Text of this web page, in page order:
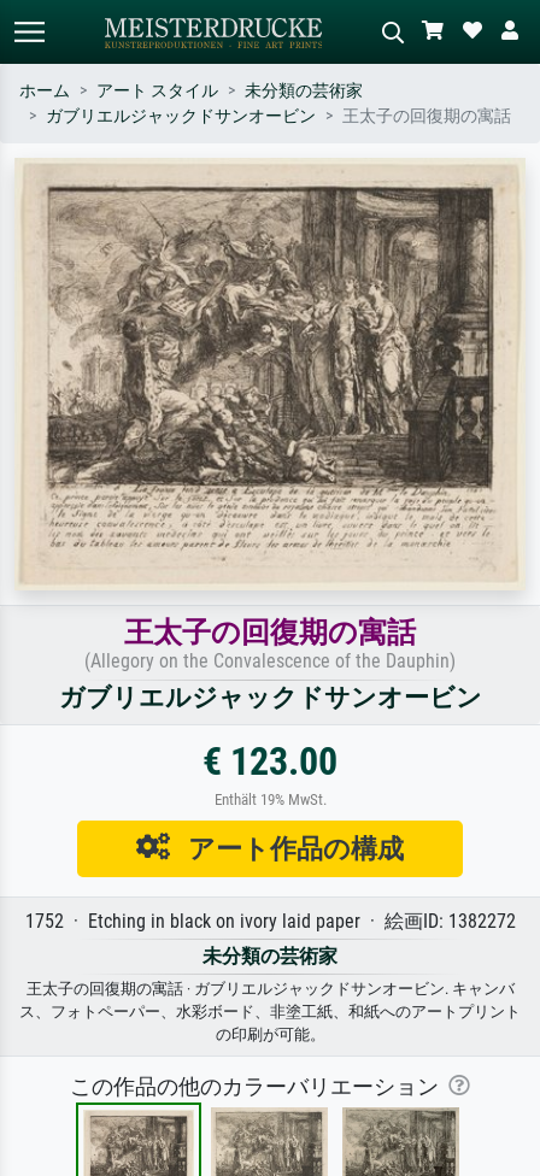
作家名・作品名・スタイルで検索
– 例：モネ、星月夜、印象派、北
斎の波、ヌード。
シーンを説明してください – 例：
緑の草原、赤の多い抽象画、暗い
油絵、木のそばの立ち姿のヌー
ド。
ホーム アート スタイル
未分類の芸術家
ガブリエルジャックドサンオービン
王太子の回復期の寓話
王太子の回復期の寓話
(Allegory on the Convalescence of the Dauphin)
ガブリエルジャックドサンオービン
€ 123.00
Enthält 19% MwSt.
アート作品の構成
1752 · Etching in black on ivory laid paper · 絵画ID: 1382272
未分類の芸術家
王太子の回復期の寓話 · ガブリエルジャックドサンオービン. キャンバ
ス、フォトペーパー、水彩ボード、非塗工紙、和紙へのアートプリント
の印刷が可能。
この作品の他のカラーバリエーション